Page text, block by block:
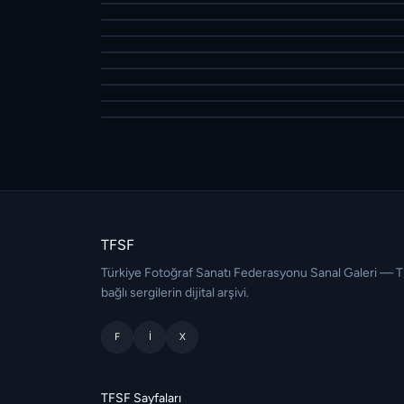
TFSF
Türkiye Fotoğraf Sanatı Federasyonu Sanal Galeri —
bağlı sergilerin dijital arşivi.
F I X
TFSF Sayfaları